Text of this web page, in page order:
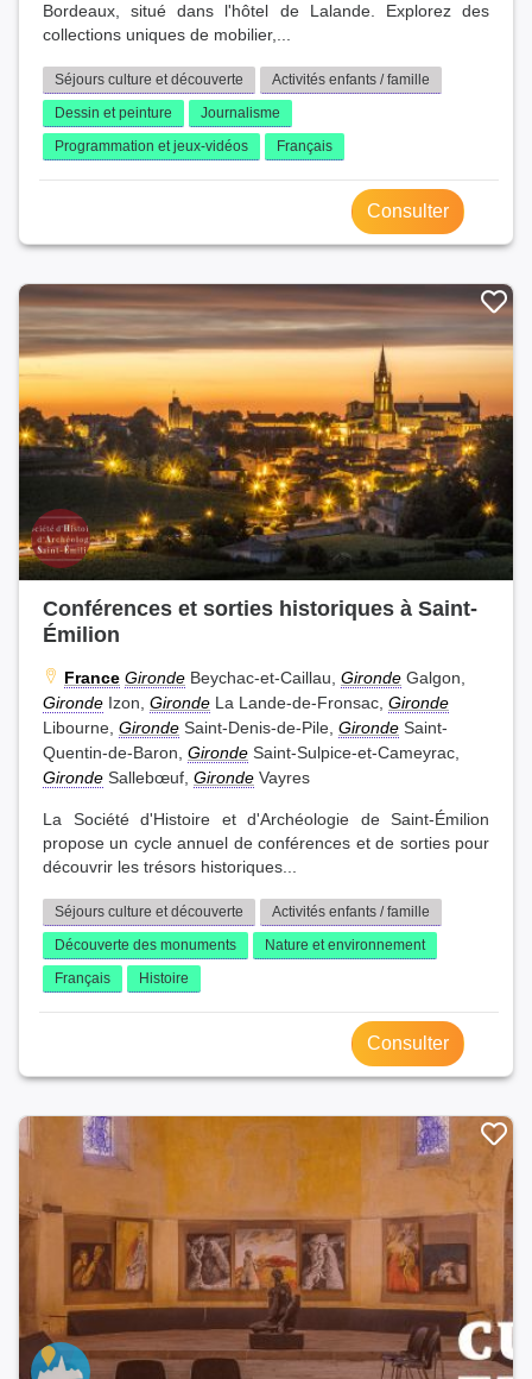
Bordeaux, situé dans l'hôtel de Lalande. Explorez des
collections uniques de mobilier,...
Séjours culture et découverte
Activités enfants / famille
Dessin et peinture
Journalisme
Programmation et jeux-vidéos
Français
Consulter
Conférences et sorties historiques à Saint-
Émilion
France Gironde Beychac-et-Caillau, Gironde Galgon,
Gironde Izon, Gironde La Lande-de-Fronsac, Gironde
Libourne, Gironde Saint-Denis-de-Pile, Gironde Saint-
Quentin-de-Baron, Gironde Saint-Sulpice-et-Cameyrac,
Gironde Sallebœuf, Gironde Vayres
La Société d'Histoire et d'Archéologie de Saint-Émilion
propose un cycle annuel de conférences et de sorties pour
découvrir les trésors historiques...
Séjours culture et découverte
Activités enfants / famille
Découverte des monuments
Nature et environnement
Français
Histoire
Consulter